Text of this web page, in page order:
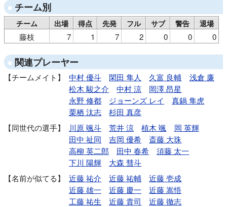
チーム別
チーム 出場 得点 先発 フル サブ 警告 退場
藤枝 7 1 7 2 0 0 0
関連プレーヤー
チームメイト 中村 優斗 閑田 隼人 久富 良輔
浅倉 廉
松木 駿之介
中村 涼
岡澤 昂星
永野 修都
ジョーンズ レイ
真鍋 隼虎
栗栖 汰志
杉田 真彦
同世代の選手
川原 颯斗 荒井 涼 植木 颯
岡 英輝
田中 祉同
吉岡 優希
斎藤 大珠
高柳 英二郎
田中 春希
須藤 太一
下川 陽輝
大森 彗斗
名前が似てる
近藤 祐介 近藤 祐輔
近藤 壱成
近藤 雄一
近藤 慶一
近藤 嵩悟
工藤 祐生
近藤 貴司
近藤 徹志